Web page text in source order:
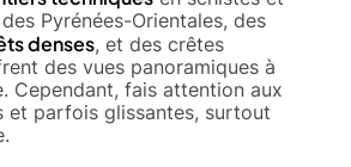
Pyrénées-Orientales, des
denses, et des crêtes
des vues panoramiques à
Cependant, fais attention aux
et parfois glissantes, surtout